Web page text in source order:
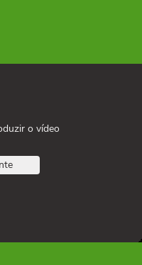
o vídeo